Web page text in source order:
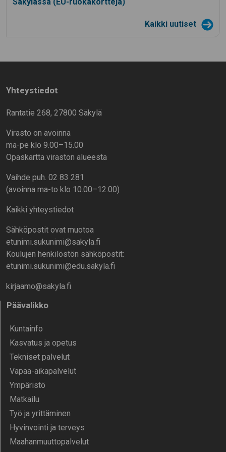
Kaikki uutiset
Yhteystiedot
Rantatie 268, 27800 Säkylä
Virasto on avoinna
ma-pe klo 9.00–15.00
Opaskartta viraston alueesta
Vaihde puh. 02 83 281
(avoinna ma-to klo 10.00–12.00)
Kaikki yhteystiedot
Sähköpostit ovat muotoa
etunimi.sukunimi@sakyla.fi
Koulujen henkilöstön sähköpostit:
etunimi.sukunimi@edu.sakyla.fi
kirjaamo@sakyla.fi
Päävalikko
Kunta­info
Kasvatus ja opetus
Tekniset palvelut
Vapaa-aika­palvelut
Ympä­ristö
Mat­kailu
Työ ja yrittä­minen
Hyvinvointi ja terveys
Maahanmuuttopalvelut